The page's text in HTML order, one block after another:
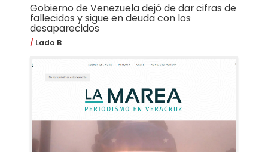
Gobierno de Venezuela dejó de dar cifras de
fallecidos y sigue en deuda con los
desaparecidos
Lado B